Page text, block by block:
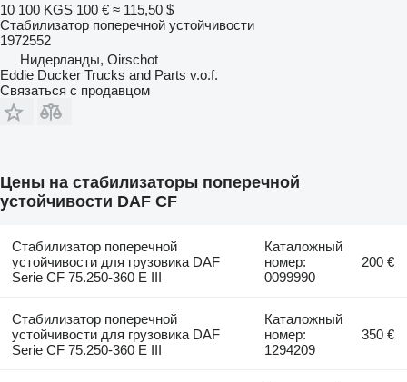
10 100 KGS 100 € ≈ 115,50 $
Стабилизатор поперечной устойчивости
1972552
Нидерланды, Oirschot
Eddie Ducker Trucks and Parts v.o.f.
Связаться с продавцом
Цены на стабилизаторы поперечной
устойчивости DAF CF
Стабилизатор поперечной
устойчивости для грузовика DAF
Serie CF 75.250-360 E III
Каталожный
номер:
0099990
200 €
Стабилизатор поперечной
устойчивости для грузовика DAF
Serie CF 75.250-360 E III
Каталожный
номер:
1294209
350 €